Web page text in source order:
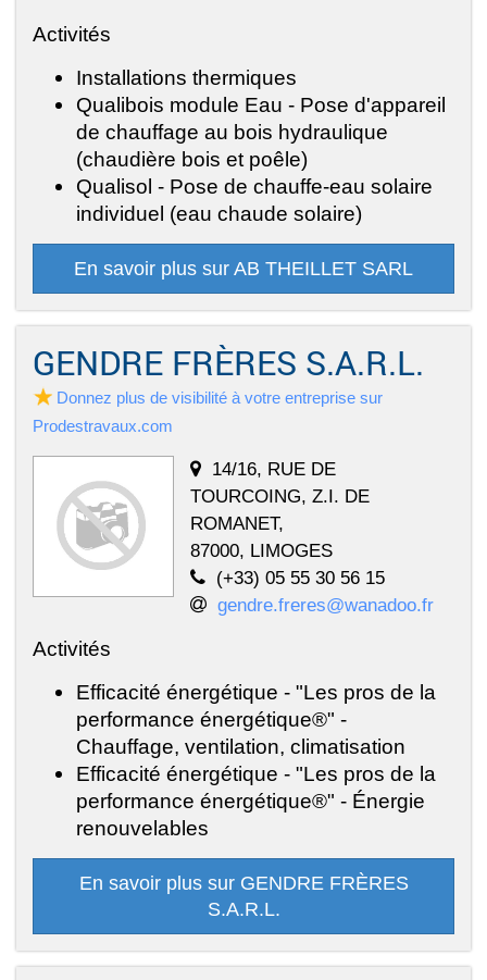
Activités
Installations thermiques
Qualibois module Eau - Pose d'appareil
de chauffage au bois hydraulique
(chaudière bois et poêle)
Qualisol - Pose de chauffe-eau solaire
individuel (eau chaude solaire)
En savoir plus sur AB THEILLET SARL
GENDRE FRÈRES S.A.R.L.
Donnez plus de visibilité à votre entreprise sur
Prodestravaux.com
14/16, RUE DE
TOURCOING, Z.I. DE
ROMANET,
87000, LIMOGES
(+33) 05 55 30 56 15
gendre.freres@wanadoo.fr
Activités
Efficacité énergétique - "Les pros de la
performance énergétique®" -
Chauffage, ventilation, climatisation
Efficacité énergétique - "Les pros de la
performance énergétique®" - Énergie
renouvelables
En savoir plus sur GENDRE FRÈRES
S.A.R.L.